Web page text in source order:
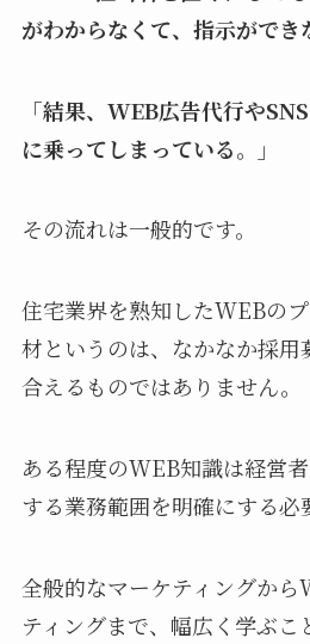
がわからなくて、指示ができ
「結果、WEB広告代行や
に乗ってしまっている。」
その流れは一般的です。
住宅業界を熟知したWEBの
材というのは、なかなか採用
合えるものではありません。
ある程度のWEB知識は経営
する業務範囲を明確にする必
全般的なマーケティングから
ティングまで、幅広く学ぶこ